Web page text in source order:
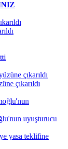
çıkarıldı
uyuşturucu